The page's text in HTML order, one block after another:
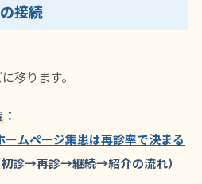
接続
移ります。
：
ームページ集患は再診率で決まる
診→再診→継続→紹介の流れ）